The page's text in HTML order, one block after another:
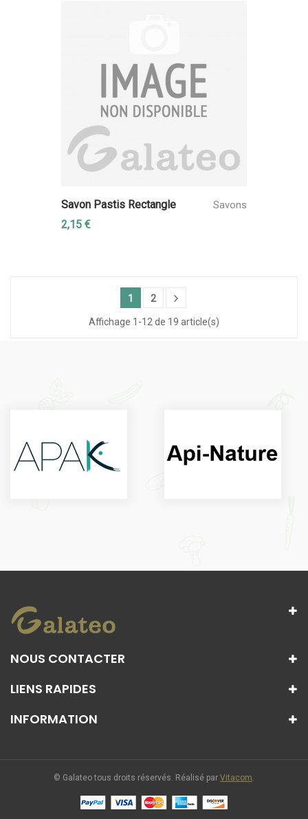
Savon Pastis Rectangle Savons
2,15 €
1 2
Affichage 1-12 de 19 article(s)
NOUS CONTACTER
LIENS RAPIDES
INFORMATION
© Galateo tous droits réservés. Réalisé par Vitacom.